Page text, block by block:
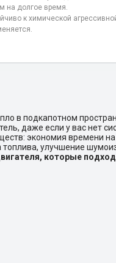
на долгое время.
к химической
в подкапотном
даже если у вас нет
экономия времени
улучшение
которые